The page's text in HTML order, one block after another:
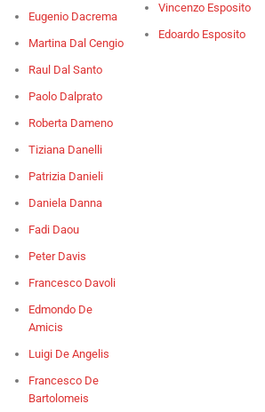
Eugenio Dacrema
Martina Dal Cengio
Raul Dal Santo
Paolo Dalprato
Roberta Dameno
Tiziana Danelli
Patrizia Danieli
Daniela Danna
Fadi Daou
Peter Davis
Francesco Davoli
Edmondo De
Amicis
Luigi De Angelis
Francesco De
Bartolomeis
Vincenzo Esposito
Edoardo Esposito